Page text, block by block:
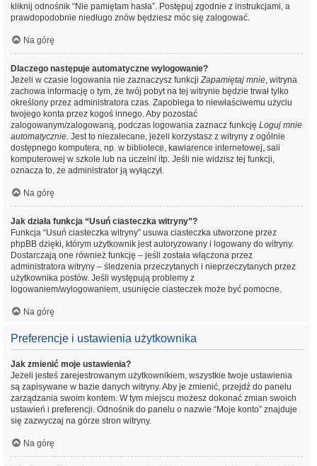
kliknij odnośnik “Nie pamiętam hasła”. Postępuj zgodnie z instrukcjami, a
prawdopodobnie niedługo znów będziesz móc się zalogować.
Na górę
Dlaczego następuje automatyczne wylogowanie?
Jeżeli w czasie logowania nie zaznaczysz funkcjiZapamiętaj mnie, witryna
zachowa informację o tym, że twój pobyt na tej witrynie będzie trwał tylko
określony przez administratora czas. Zapobiega to niewłaściwemu użyciu
twojego konta przez kogoś innego. Aby pozostać
zalogowanym/zalogowaną, podczas logowania zaznacz funkcję Loguj mnie
automatycznie. Jest to niezalecane, jeżeli korzystasz z witryny z ogólnie
dostępnego komputera, np. w bibliotece, kawiarence internetowej, sali
komputerowej w szkole lub na uczelni itp. Jeśli nie widzisz tej funkcji,
oznacza to, że administrator ją wyłączył.
Na górę
Jak działa funkcja “Usuń ciasteczka witryny”?
Funkcja “Usuń ciasteczka witryny” usuwa ciasteczka utworzone przez
phpBB dzięki, którym użytkownik jest autoryzowany i logowany do witryny.
Dostarczają one również funkcję – jeśli została włączona przez
administratora witryny – śledzenia przeczytanych i nieprzeczytanych przez
użytkownika postów. Jeśli występują problemy z
logowaniem/wylogowaniem, usunięcie ciasteczek może być pomocne.
Na górę
Preferencje i ustawienia użytkownika
Jak zmienić moje ustawienia?
Jeżeli jesteś zarejestrowanym użytkownikiem, wszystkie twoje ustawienia
są zapisywane w bazie danych witryny. Aby je zmienić, przejdź do panelu
zarządzania swoim kontem. W tym miejscu możesz dokonać zmian swoich
ustawień i preferencji. Odnośnik do panelu o nazwie “Moje konto” znajduje
się zazwyczaj na górze stron witryny.
Na górę